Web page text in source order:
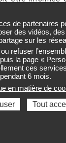
de partenaires
des vidéos,
sur les
refuser
la page «
ces
6 mois.
en matière de
Tout
immédiates
à
de leur
envisagées
technique,
des coûts,